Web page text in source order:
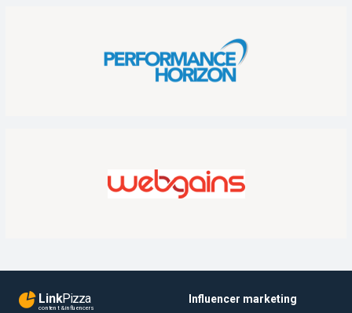
LinkPizza
content & influencers
Influencer marketing